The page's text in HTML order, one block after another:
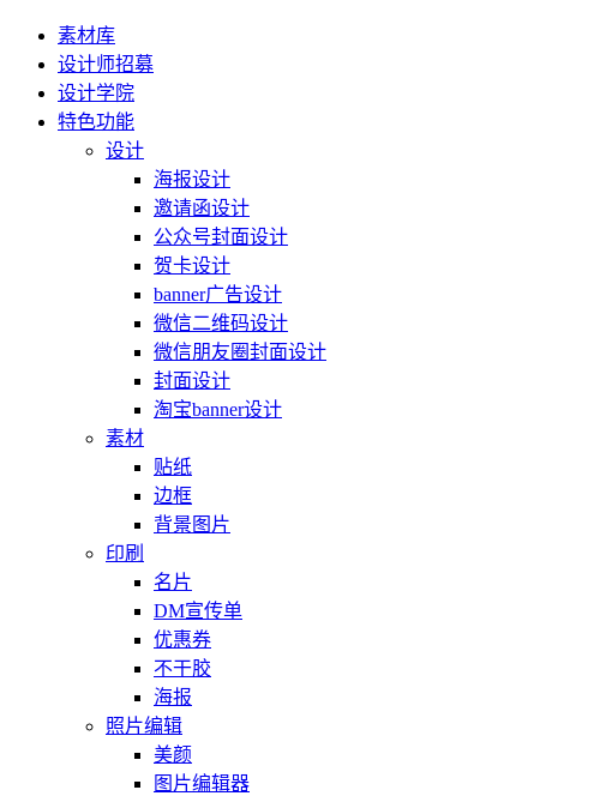
素材库
设计师招募
设计学院
特色功能
设计
海报设计
邀请函设计
公众号封面设计
贺卡设计
banner广告设计
微信二维码设计
微信朋友圈封面设计
封面设计
淘宝banner设计
素材
贴纸
边框
背景图片
印刷
名片
DM宣传单
优惠券
不干胶
海报
照片编辑
美颜
图片编辑器